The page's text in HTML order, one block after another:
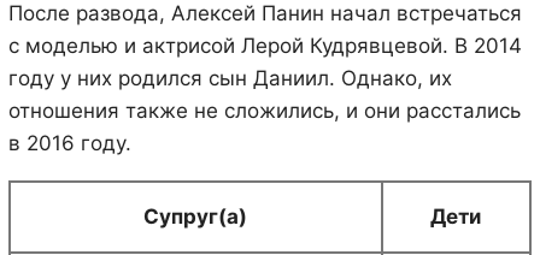
После развода, Алексей Панин начал встречаться
с моделью и актрисой Лерой Кудрявцевой. В 2014
году у них родился сын Даниил. Однако, их
отношения также не сложились, и они расстались
в 2016 году.
Супруг(а) Дети